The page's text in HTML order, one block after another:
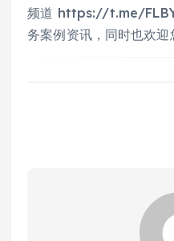
频道 https://t.me/
务案例资讯，同时也欢迎